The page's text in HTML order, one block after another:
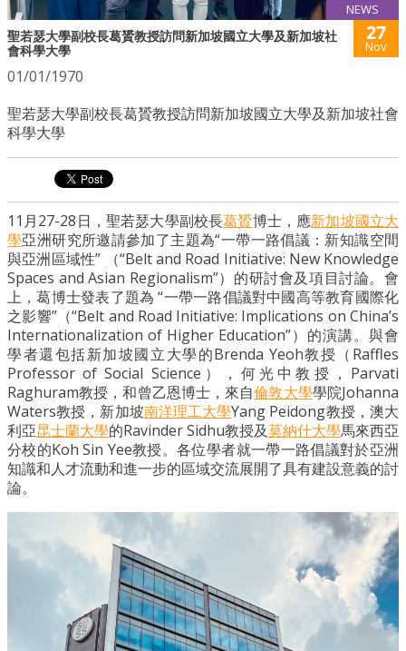
NEWS
聖若瑟大學副校長葛贇教授訪問新加坡國立大學及新加坡社
會科學大學
27
Nov
01/01/1970
聖若瑟大學副校長葛贇教授訪問新加坡國立大學及新加坡社會
科學大學
11月27-28日，聖若瑟大學副校長葛贇博士，應新加坡國立大
學亞洲研究所邀請參加了主題為“一帶一路倡議：新知識空間
與亞洲區域性” （“Belt and Road Initiative: New Knowledge
Spaces and Asian Regionalism”）的研討會及項目討論。會
上，葛博士發表了題為 “一帶一路倡議對中國高等教育國際化
之影響”（“Belt and Road Initiative: Implications on China’s
Internationalization of Higher Education”）的演講。與會
學者還包括新加坡國立大學的Brenda Yeoh教授（Raffles
Professor of Social Science），何光中教授，Parvati
Raghuram教授，和曾乙恩博士，來自倫敦大學學院Johanna
Waters教授，新加坡南洋理工大學Yang Peidong教授，澳大
利亞昆士蘭大學的Ravinder Sidhu教授及莫納什大學馬來西亞
分校的Koh Sin Yee教授。各位學者就一帶一路倡議對於亞洲
知識和人才流動和進一步的區域交流展開了具有建設意義的討
論。